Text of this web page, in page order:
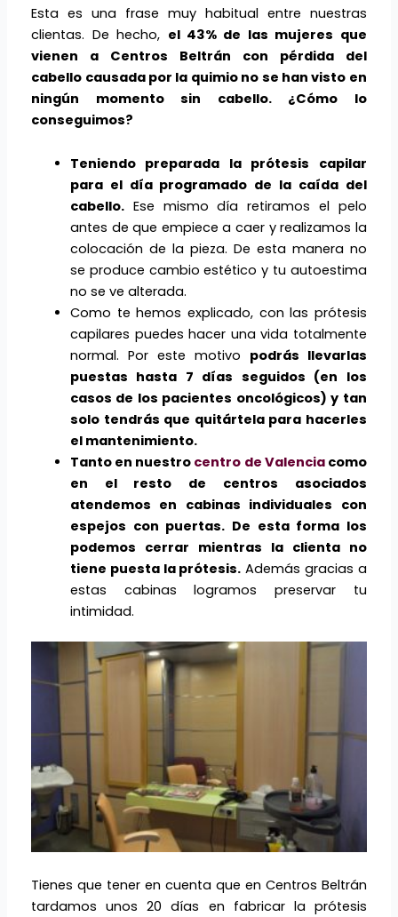
Esta es una frase muy habitual entre nuestras
clientas. De hecho, el 43% de las mujeres que
vienen a Centros Beltrán con pérdida del
cabello causada por la quimio no se han visto en
ningún momento sin cabello. ¿Cómo lo
conseguimos?
Teniendo preparada la prótesis capilar
para el día programado de la caída del
cabello.Ese mismo día retiramos el pelo
antes de que empiece a caer y realizamos la
colocación de la pieza. De esta manera no
se produce cambio estético y tu autoestima
no se ve alterada.
Como te hemos explicado, con las prótesis
capilares puedes hacer una vida totalmente
normal. Por este motivo podrás llevarlas
puestas hasta 7 días seguidos (en los
casos de los pacientes oncológicos) y tan
solo tendrás que quitártela para hacerles
el mantenimiento.
Tanto en nuestro centro de Valenciacomo
en el resto de centros asociados
atendemos en cabinas individuales con
espejos con puertas. De esta forma los
podemos cerrar mientras la clienta no
tiene puesta la prótesis. Además gracias a
estas cabinas logramos preservar tu
intimidad.
Tienes que tener en cuenta que en Centros Beltrán
tardamos unos 20 días en fabricar la prótesis